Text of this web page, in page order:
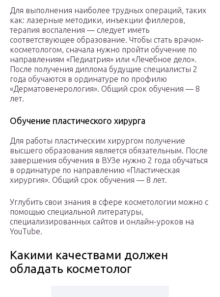
Для выполнения наиболее трудных операций, таких
как: лазерные методики, инъекции филлеров,
терапия воспаления — следует иметь
соответствующее образование. Чтобы стать врачом-
косметологом, сначала нужно пройти обучение по
направлениям «Педиатрия» или «Лечебное дело».
После получения диплома будущие специалисты 2
года обучаются в ординатуре по профилю
«Дерматовенерология». Общий срок обучения — 8
лет.
Обучение пластического хирурга
Для работы пластическим хирургом получение
высшего образования является обязательным. После
завершения обучения в ВУЗе нужно 2 года обучаться
в ординатуре по направлению «Пластическая
хирургия». Общий срок обучения — 8 лет.
Углубить свои знания в сфере косметологии можно с
помощью специальной литературы,
специализированных сайтов и онлайн-уроков на
YouTube.
Какими качествами должен
обладать косметолог